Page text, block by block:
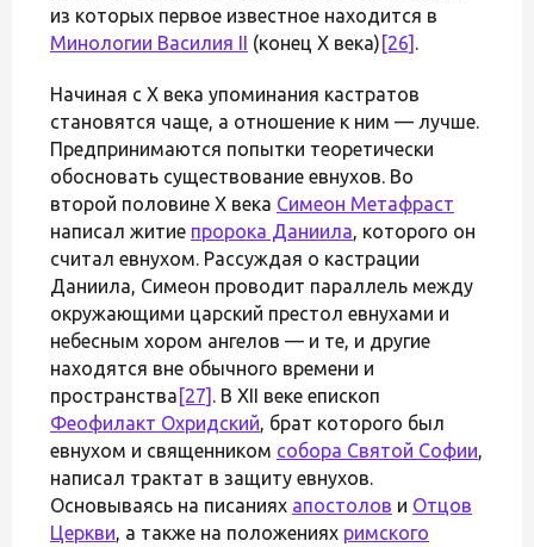
из которых первое известное находится в
Минологии Василия II (конец X века) [26] .
Начиная с X века упоминания кастратов
становятся чаще, а отношение к ним — лучше.
Предпринимаются попытки теоретически
обосновать существование евнухов. Во
второй половине X века Симеон Метафраст
написал житие пророка Даниила, которого он
считал евнухом. Рассуждая о кастрации
Даниила, Симеон проводит параллель между
окружающими царский престол евнухами и
небесным хором ангелов — и те, и другие
находятся вне обычного времени и
пространства [27] . В XII веке епископ
Феофилакт Охридский, брат которого был
евнухом и священником собора Святой Софии,
написал трактат в защиту евнухов.
Основываясь на писаниях апостолов и Отцов
Церкви, а также на положениях римского